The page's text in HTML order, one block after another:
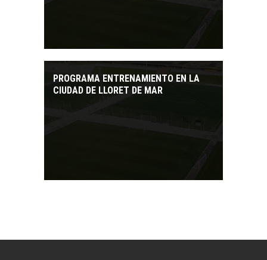
PROGRAMA ENTRENAMIENTO EN LA
CIUDAD DE LLORET DE MAR